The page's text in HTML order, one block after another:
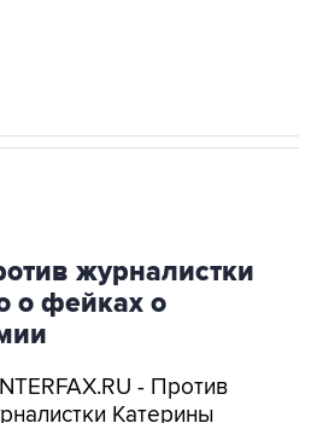
журналистки
о фейках о
- Против
Катерины